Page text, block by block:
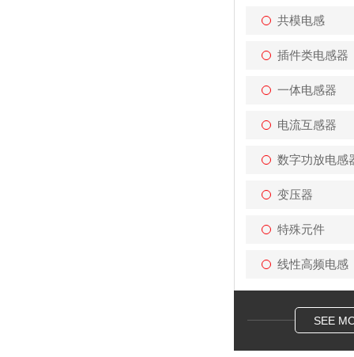
共模电感
插件类电感器
一体电感器
电流互感器
数字功放电感
变压器
特殊元件
线性高频电感
SEE